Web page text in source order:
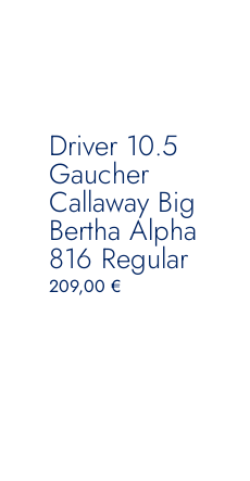
Driver 10.5
Gaucher
Callaway Big
Bertha Alpha
816 Regular
209,00 €